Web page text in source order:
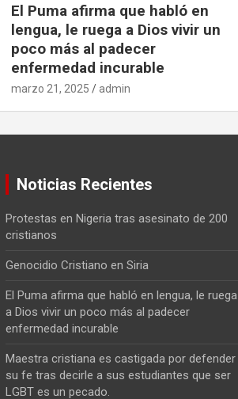
El Puma afirma que habló en
lengua, le ruega a Dios vivir un
poco más al padecer
enfermedad incurable
marzo 21, 2025 admin
Noticias Recientes
Protestas en Nigeria tras asesinato de 200
cristianos
Genocidio Cristiano en Siria
El Puma afirma que habló en lengua, le ruega
a Dios vivir un poco más al padecer
enfermedad incurable
Maestra cristiana es castigada por defender
su fe tras decirle a sus estudiantes que ser
LGBT es un pecado.